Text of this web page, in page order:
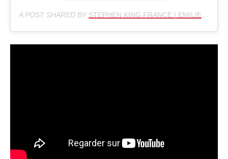
A POST SHARED BY STEPHEN KING FRANCE | EMILIE